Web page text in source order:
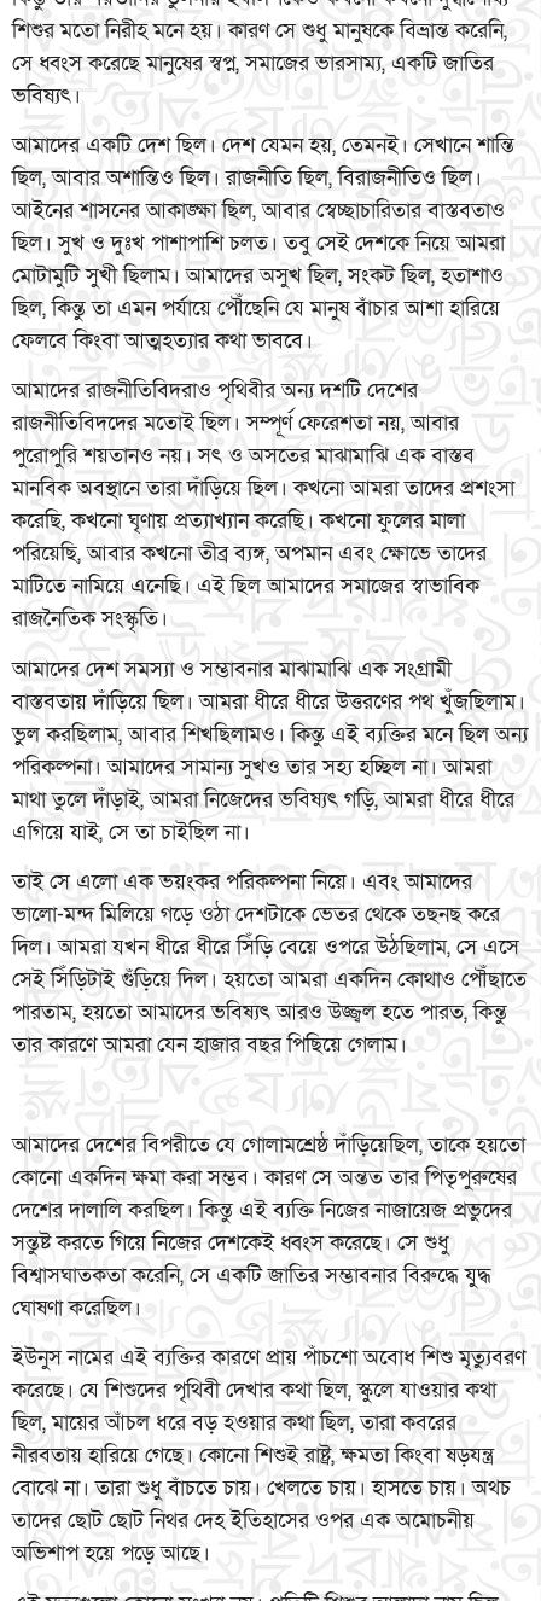
শিশুর মতো নিরীহ মনে হয়। কারণ সে শুধু মানুষকে বিভ্রান্ত করেনি,
সে ধ্বংস করেছে মানুষের স্বপ্ন, সমাজের ভারসাম্য, একটি জাতির
ভবিষ্যৎ।
আমাদের একটি দেশ ছিল। দেশ যেমন হয়, তেমনই। সেখানে শান্তি
ছিল, আবার অশান্তিও ছিল। রাজনীতি ছিল, বিরাজনীতিও ছিল।
আইনের শাসনের আকাঙ্ক্ষা ছিল, আবার স্বেচ্ছাচারিতার বাস্তবতাও
ছিল। সুখ ও দুঃখ পাশাপাশি চলত। তবু সেই দেশকে নিয়ে আমরা
মোটামুটি সুখী ছিলাম। আমাদের অসুখ ছিল, সংকট ছিল, হতাশাও
ছিল, কিন্তু তা এমন পর্যায়ে পৌঁছেনি যে মানুষ বাঁচার আশা হারিয়ে
ফেলবে কিংবা আত্মহত্যার কথা ভাববে।
আমাদের রাজনীতিবিদরাও পৃথিবীর অন্য দশটি দেশের
রাজনীতিবিদদের মতোই ছিল। সম্পূর্ণ ফেরেশতা নয়, আবার
পুরোপুরি শয়তানও নয়। সৎ ও অসতের মাঝামাঝি এক বাস্তব
মানবিক অবস্থানে তারা দাঁড়িয়ে ছিল। কখনো আমরা তাদের প্রশংসা
করেছি, কখনো ঘৃণায় প্রত্যাখ্যান করেছি। কখনো ফুলের মালা
পরিয়েছি, আবার কখনো তীব্র ব্যঙ্গ, অপমান এবং ক্ষোভে তাদের
মাটিতে নামিয়ে এনেছি। এই ছিল আমাদের সমাজের স্বাভাবিক
রাজনৈতিক সংস্কৃতি।
আমাদের দেশ সমস্যা ও সম্ভাবনার মাঝামাঝি এক সংগ্রামী
বাস্তবতায় দাঁড়িয়ে ছিল। আমরা ধীরে ধীরে উত্তরণের পথ খুঁজছিলাম।
ভুল করছিলাম, আবার শিখছিলামও। কিন্তু এই ব্যক্তির মনে ছিল অন্য
পরিকল্পনা। আমাদের সামান্য সুখও তার সহ্য হচ্ছিল না। আমরা
মাথা তুলে দাঁড়াই, আমরা নিজেদের ভবিষ্যৎ গড়ি, আমরা ধীরে ধীরে
এগিয়ে যাই, সে তা চাইছিল না।
তাই সে এলো এক ভয়ংকর পরিকল্পনা নিয়ে। এবং আমাদের
ভালো-মন্দ মিলিয়ে গড়ে ওঠা দেশটাকে ভেতর থেকে তছনছ করে
দিল। আমরা যখন ধীরে ধীরে সিঁড়ি বেয়ে ওপরে উঠছিলাম, সে এসে
সেই সিঁড়িটাই গুঁড়িয়ে দিল। হয়তো আমরা একদিন কোথাও পৌঁছাতে
পারতাম, হয়তো আমাদের ভবিষ্যৎ আরও উজ্জ্বল হতে পারত, কিন্তু
তার কারণে আমরা যেন হাজার বছর পিছিয়ে গেলাম।
আমাদের দেশের বিপরীতে যে গোলামশ্রেষ্ঠ দাঁড়িয়েছিল, তাকে হয়তো
কোনো একদিন ক্ষমা করা সম্ভব। কারণ সে অন্তত তার পিতৃপুরুষের
দেশের দালালি করছিল। কিন্তু এই ব্যক্তি নিজের নাজায়েজ প্রভুদের
সন্তুষ্ট করতে গিয়ে নিজের দেশকেই ধ্বংস করেছে। সে শুধু
বিশ্বাসঘাতকতা করেনি, সে একটি জাতির সম্ভাবনার বিরুদ্ধে যুদ্ধ
ঘোষণা করেছিল।
ইউনুস নামের এই ব্যক্তির কারণে প্রায় পাঁচশো অবোধ শিশু মৃত্যুবরণ
করেছে। যে শিশুদের পৃথিবী দেখার কথা ছিল, স্কুলে যাওয়ার কথা
ছিল, মায়ের আঁচল ধরে বড় হওয়ার কথা ছিল, তারা কবরের
নীরবতায় হারিয়ে গেছে। কোনো শিশুই রাষ্ট্র, ক্ষমতা কিংবা ষড়যন্ত্র
বোঝে না। তারা শুধু বাঁচতে চায়। খেলতে চায়। হাসতে চায়। অথচ
তাদের ছোট ছোট নিথর দেহ ইতিহাসের ওপর এক অমোচনীয়
অভিশাপ হয়ে পড়ে আছে।